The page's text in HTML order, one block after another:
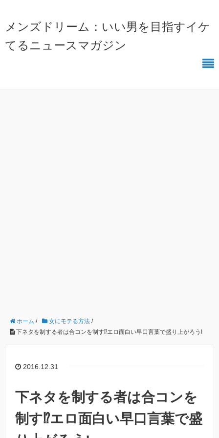
メンズドリーム：いい男を目指すイケ
てるニュースマガジン
ホーム / 女にモテる方法 /
下ネタを制する者は合コンを制す⁉︎エロ面白い早口言葉で盛り上がろう!
2016.12.31
下ネタを制する者は合コンを
制す⁉︎エロ面白い早口言葉で盛